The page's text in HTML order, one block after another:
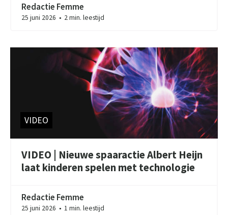
Redactie Femme
25 juni 2026 ● 2 min. leestijd
VIDEO
VIDEO | Nieuwe spaaractie Albert Heijn
laat kinderen spelen met technologie
Redactie Femme
25 juni 2026 ● 1 min. leestijd